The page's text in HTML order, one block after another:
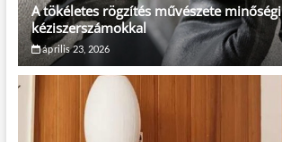
A tökéletes rögzítés művészete minőségi
kéziszerszámokkal
április 23, 2026